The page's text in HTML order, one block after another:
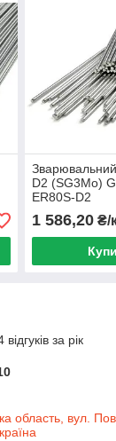
D2 (SG3Mo)
ER80S-D2
1 586,20₴/
за рік
область, вул.